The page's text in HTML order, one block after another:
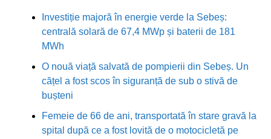
Investiție majoră în energie verde la Sebeș:
centrală solară de 67,4 MWp și baterii de 181
MWh
O nouă viață salvată de pompierii din Sebeș. Un
cățel a fost scos în siguranță de sub o stivă de
bușteni
Femeie de 66 de ani, transportată în stare gravă la
spital după ce a fost lovită de o motocicletă pe